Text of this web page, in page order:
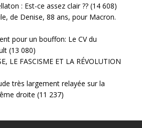
: Est-ce assez clair ?? (14 608)
de Denise, 88 ans, pour Macron.
pour un bouffon: Le CV du
(13 080)
LE FASCISME ET LA RÉVOLUTION
très largement relayée sur la
droite (11 237)